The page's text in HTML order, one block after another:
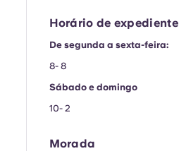
French
Horário de expediente
De segunda a sexta-feira:
8- 8
Sábado e domingo
10- 2
Morada